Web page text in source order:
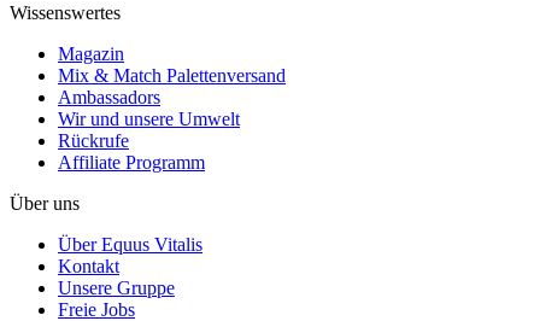
Wissenswertes
Magazin
Mix & Match Palettenversand
Ambassadors
Wir und unsere Umwelt
Rückrufe
Affiliate Programm
Über uns
Über Equus Vitalis
Kontakt
Unsere Gruppe
Freie Jobs